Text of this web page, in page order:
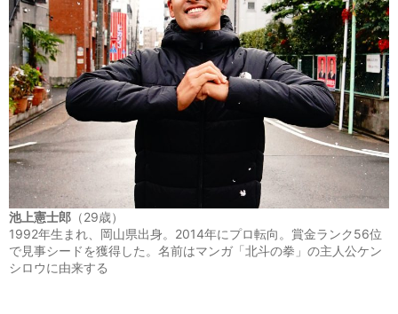
池上憲士郎 （29歳）
1992年生まれ、岡山県出身。2014年にプロ転向。賞金ランク56位
で見事シードを獲得した。名前はマンガ「北斗の拳」の主人公ケン
シロウに由来する